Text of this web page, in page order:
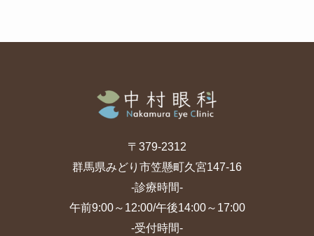
〒379-2312
群馬県みどり市笠懸町久宮147-16
-診療時間-
午前9:00～12:00/午後14:00～17:00
-受付時間-